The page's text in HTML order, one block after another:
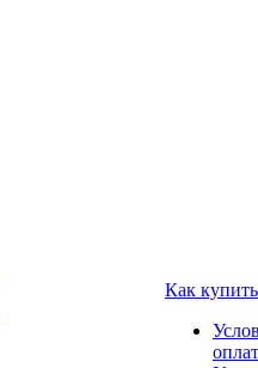
Как купить